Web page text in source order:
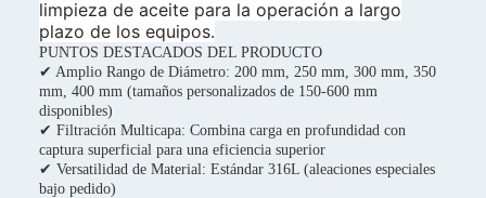
limpieza de aceite para la operación a largo
plazo de los equipos.
PUNTOS DESTACADOS DEL PRODUCTO
✔ Amplio Rango de Diámetro: 200 mm, 250 mm, 300 mm, 350
mm, 400 mm (tamaños personalizados de 150-600 mm
disponibles)
✔ Filtración Multicapa: Combina carga en profundidad con
captura superficial para una eficiencia superior
✔ Versatilidad de Material: Estándar 316L (aleaciones especiales
bajo pedido)